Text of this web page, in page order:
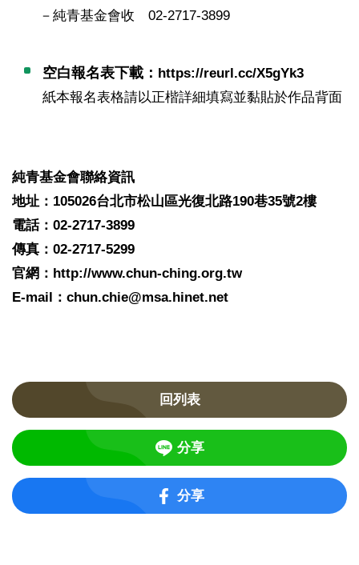
－純青基金會收 02-2717-3899
空白報名表下載： https://reurl.cc/X5gYk3
紙本報名表格請以正楷詳細填寫並黏貼於作品背面
純青基金會聯絡資訊
地址：105026台北市松山區光復北路190巷35號2樓
電話：02-2717-3899
傳真：02-2717-5299
官網：http://www.chun-ching.org.tw
E-mail：chun.chie@msa.hinet.net
回列表
分享
分享